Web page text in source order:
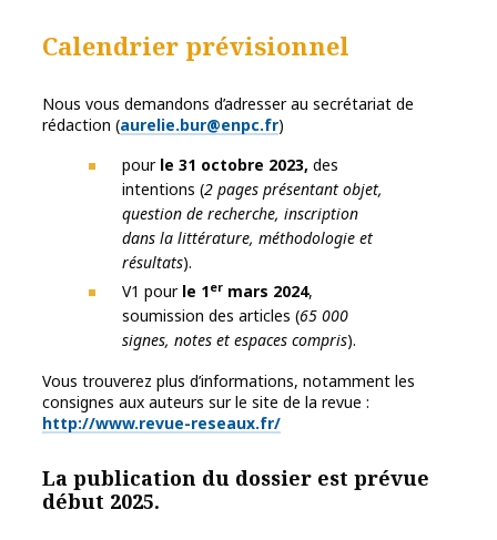
Calendrier prévisionnel
Nous vous demandons d’adresser au secrétariat de
rédaction (aurelie.bur@enpc.fr)
pour le 31 octobre 2023, des
intentions (2 pages présentant objet,
question de recherche, inscription
dans la littérature, méthodologie et
résultats).
V1 pour le 1er mars 2024,
soumission des articles (65 000
signes, notes et espaces compris).
Vous trouverez plus d’informations, notamment les
consignes aux auteurs sur le site de la revue :
http://www.revue-reseaux.fr/
La publication du dossier est prévue
début 2025.